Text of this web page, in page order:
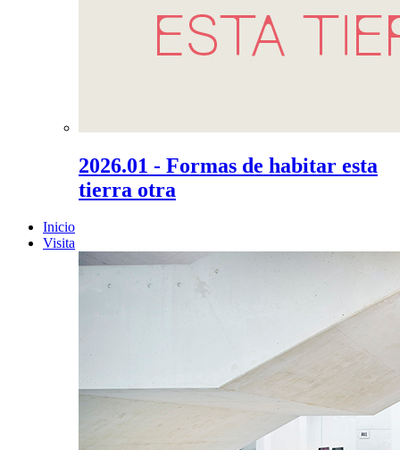
2026.01 - Formas de habitar esta
tierra otra
Inicio
Visita